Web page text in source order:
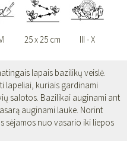
25 x 25 cm III - X
lapais bazilikų veislė.
lapeliai, kuriais gardinami
salotos. Bazilikai auginami ant
auginami lauke. Norint
sėjamos nuo vasario iki liepos